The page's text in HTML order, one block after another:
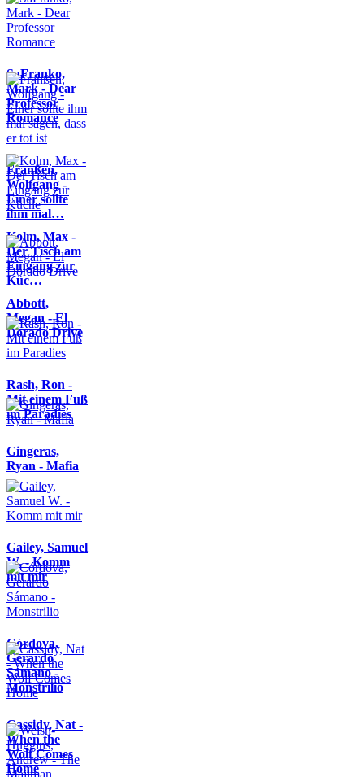
SaFranko,
Mark - Dear
Professor
Romance
Franßen,
Wolfgang -
Einer sollte
ihm mal…
Kolm, Max -
Der Tisch am
Eingang zur
Küc…
Abbott,
Megan - El
Dorado Drive
Rash, Ron -
Mit einem Fuß
im Paradies
Gingeras,
Ryan - Mafia
Gailey, Samuel
W. - Komm
mit mir
Córdova,
Gerardo
Sámano -
Monstrilio
Cassidy, Nat -
When the
Wolf Comes
Home